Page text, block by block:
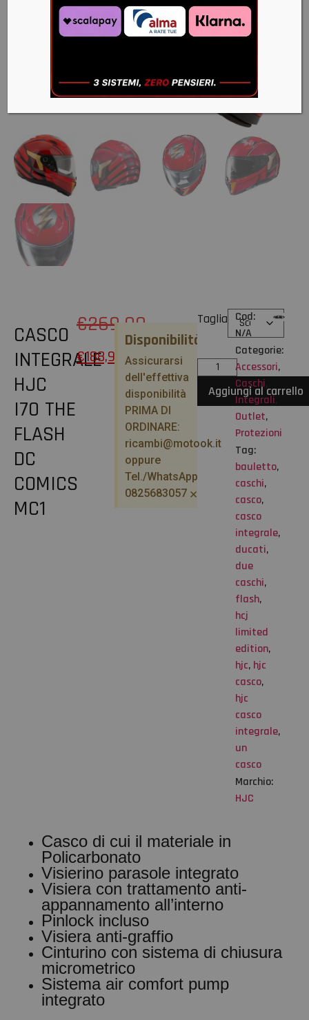
CASCO
INTEGRALE
HJC
I70 THE
FLASH
DC
COMICS
MC1
€269,90
€188,93
Disponibilità
Assicurarsi
dell'effettiva
disponibilità
PRIMA DI
ORDINARE:
ricambi@motook.it
oppure
Tel./WhatsApp
0825683057 ×
Taglia
Aggiungi al carrello
Cod:
N/A
Categorie:
Accessori,
Caschi
Integrali
Outlet,
Protezioni
Tag:
bauletto,
caschi,
casco,
casco
integrale,
ducati,
due
caschi,
flash,
hcj
limited
edition,
hjc, hjc
casco,
hjc
casco
integrale,
un
casco
Marchio:
HJC
Casco di cui il materiale in
Policarbonato
Visierino parasole integrato
Visiera con trattamento anti-
appannamento all’interno
Pinlock incluso
Visiera anti-graffio
Cinturino con sistema di chiusura
micrometrico
Sistema air comfort pump
integrato